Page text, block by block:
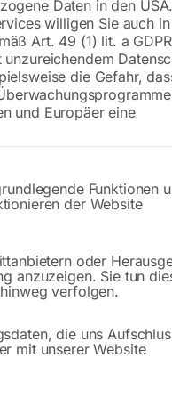
Dry-Cutter
Anfrage
Standard (Österreich):€
Sie: Die Versandkosten
Daten in den
willigen Sie auch
Art. 49 (1) lit. a
die Gefahr,
und Europäer eine
eine Einwilligung erteilt
Funktionen
der Website
oder
anzuzeigen. Sie tun
verfolgen.
die uns
mit unserer Website